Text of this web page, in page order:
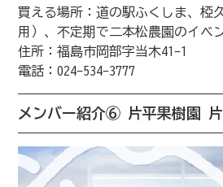
買える場所：道の駅ふくしま、椏
用）、不定期で二本松農園のイベ
住所：福島市岡部字当木41-1
電話：024-534-3777
メンバー紹介⑥ 片平果樹園